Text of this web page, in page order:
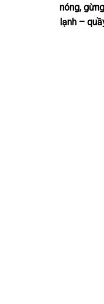
nóng,
lạnh –